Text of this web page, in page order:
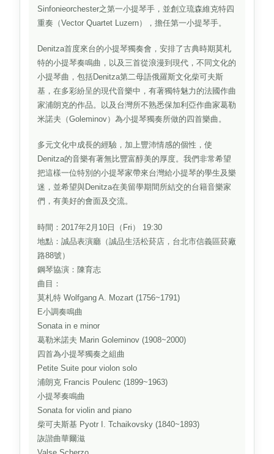
Sinfonieorchester之第一小提琴手，並創立琉森維克特四
重奏（Vector Quartet Luzern），擔任第一小提琴手。
Denitza首度來台的小提琴獨奏會，安排了古典時期莫札
特的小提琴奏鳴曲，以及三首從浪漫到現代，不同文化的
小提琴曲，包括Denitza第二母語俄羅斯文化柴可夫斯
基，在多彩紛呈的現代音樂中，有著獨特魅力的法國作曲
家浦朗克的作品。以及台灣所不熟悉保加利亞作曲家葛勒
米諾夫（Goleminov）為小提琴獨奏所做的四首樂曲。
多元文化中成長的經驗，加上豐沛情感的個性，使
Denitza的音樂有著無比豐富醇美的厚度。我們非常希望
把這樣一位特別的小提琴家帶來台灣給小提琴的學生及樂
迷，並希望與Denitza在美留學期間所結交的台籍音樂家
們，有美好的會面及交流。
時間：2017年2月10日（Fri） 19:30
地點：誠品表演廳（誠品生活松菸店，台北市信義區菸廠
路88號）
鋼琴協演：陳育志
曲目：
莫札特 Wolfgang A. Mozart (1756~1791)
E小調奏鳴曲
Sonata in e minor
葛勒米諾夫 Marin Goleminov (1908~2000)
四首為小提琴獨奏之組曲
Petite Suite pour violon solo
浦朗克 Francis Poulenc (1899~1963)
小提琴奏鳴曲
Sonata for violin and piano
柴可夫斯基 Pyotr I. Tchaikovsky (1840~1893)
詼諧曲華爾滋